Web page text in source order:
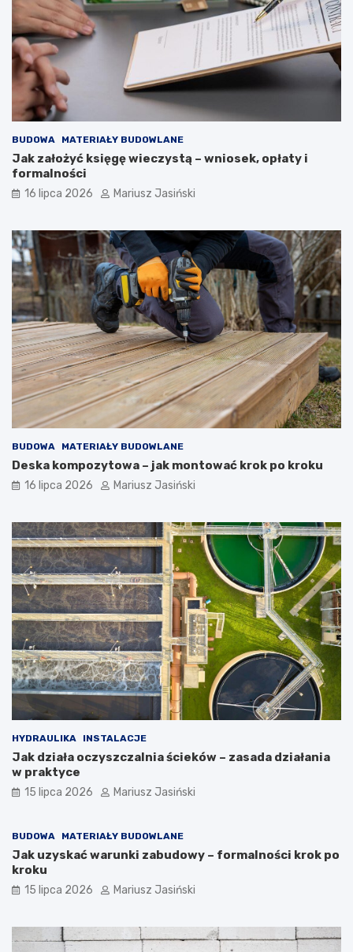
BUDOWA MATERIAŁY BUDOWLANE
Jak założyć księgę wieczystą – wniosek, opłaty i
formalności
16 lipca 2026 Mariusz Jasiński
BUDOWA MATERIAŁY BUDOWLANE
Deska kompozytowa – jak montować krok po kroku
16 lipca 2026 Mariusz Jasiński
HYDRAULIKA INSTALACJE
Jak działa oczyszczalnia ścieków – zasada działania
w praktyce
15 lipca 2026 Mariusz Jasiński
BUDOWA MATERIAŁY BUDOWLANE
Jak uzyskać warunki zabudowy – formalności krok po
kroku
15 lipca 2026 Mariusz Jasiński